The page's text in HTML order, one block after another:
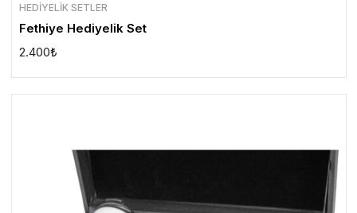
HEDIYELIK SETLER
Fethiye Hediyelik Set
2.400₺